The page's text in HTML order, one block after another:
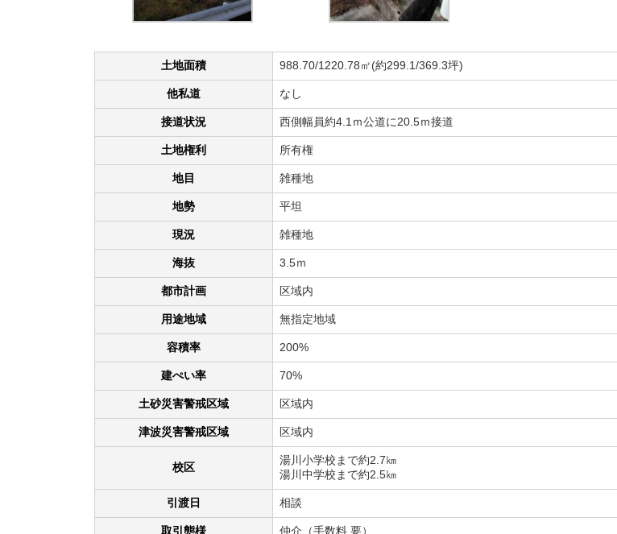
土地面積 988.70/1220.78㎡(約299.1/369.3坪)
他私道 なし
接道状況 西側幅員約4.1ｍ公道に20.5ｍ接道
土地権利 所有権
地目 雑種地
地勢 平坦
現況 雑種地
海抜 3.5ｍ
都市計画 区域内
用途地域 無指定地域
容積率 200%
建ぺい率 70%
土砂災害警戒区域 区域内
津波災害警戒区域 区域内
校区
湯川小学校まで約2.7㎞
湯川中学校まで約2.5㎞
引渡日 相談
取引態様 仲介（手数料 要）